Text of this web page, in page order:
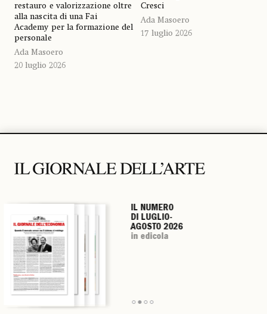
restauro e valorizzazione oltre
alla nascita di una Fai
Academy per la formazione del
personale
Ada Masoero
20 luglio 2026
Cresci
Ada Masoero
17 luglio 2026
IL NUMERO
DI LUGLIO-
AGOSTO 2026
in edicola
IL NUMERO
DI LUGLIO-
AGOSTO 2026
in edicola
IL NUMERO
DI LUGLIO-
AGOSTO 2026
in edicola
IL NUMERO
DI LUGLIO-
AGOSTO 2026
in edicola